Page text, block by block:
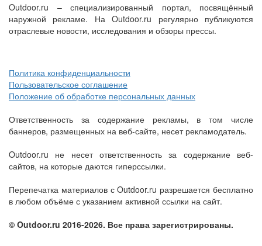
Outdoor.ru – специализированный портал, посвящённый
наружной рекламе. На Outdoor.ru регулярно публикуются
отраслевые новости, исследования и обзоры прессы.
Политика конфиденциальности
Пользовательское соглашение
Положение об обработке персональных данных
Ответственность за содержание рекламы, в том числе
баннеров, размещенных на веб-сайте, несет рекламодатель.
Outdoor.ru не несет ответственность за содержание веб-
сайтов, на которые даются гиперссылки.
Перепечатка материалов с Outdoor.ru разрешается бесплатно
в любом объёме с указанием активной ссылки на сайт.
© Outdoor.ru 2016-2026. Все права зарегистрированы.